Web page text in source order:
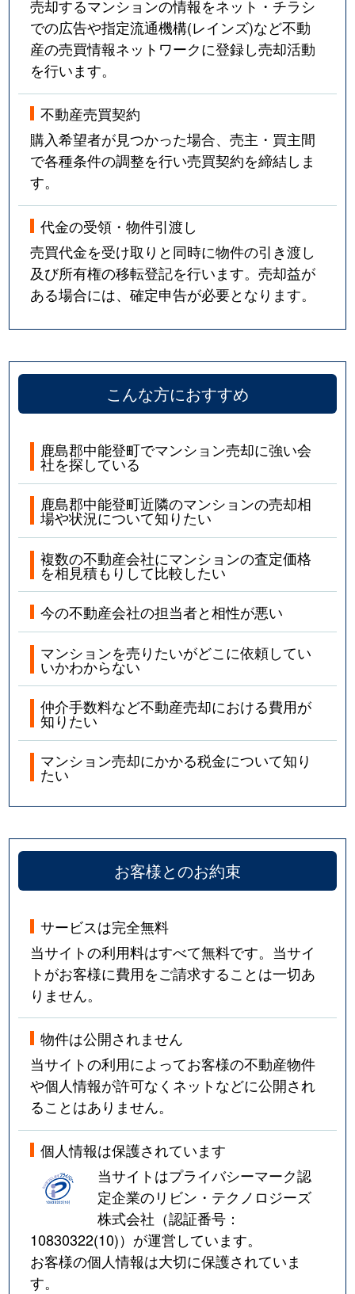
売却するマンションの情報をネット・チラシ
での広告や指定流通機構(レインズ)など不動
産の売買情報ネットワークに登録し売却活動
を行います。
不動産売買契約
購入希望者が見つかった場合、売主・買主間
で各種条件の調整を行い売買契約を締結しま
す。
代金の受領・物件引渡し
売買代金を受け取りと同時に物件の引き渡し
及び所有権の移転登記を行います。売却益が
ある場合には、確定申告が必要となります。
こんな方におすすめ
鹿島郡中能登町でマンション売却に強い会
社を探している
鹿島郡中能登町近隣のマンションの売却相
場や状況について知りたい
複数の不動産会社にマンションの査定価格
を相見積もりして比較したい
今の不動産会社の担当者と相性が悪い
マンションを売りたいがどこに依頼してい
いかわからない
仲介手数料など不動産売却における費用が
知りたい
マンション売却にかかる税金について知り
たい
お客様とのお約束
サービスは完全無料
当サイトの利用料はすべて無料です。当サイ
トがお客様に費用をご請求することは一切あ
りません。
物件は公開されません
当サイトの利用によってお客様の不動産物件
や個人情報が許可なくネットなどに公開され
ることはありません。
個人情報は保護されています
当サイトはプライバシーマーク認
定企業のリビン・テクノロジーズ
株式会社（認証番号：
10830322(10)）が運営しています。
お客様の個人情報は大切に保護されていま
す。